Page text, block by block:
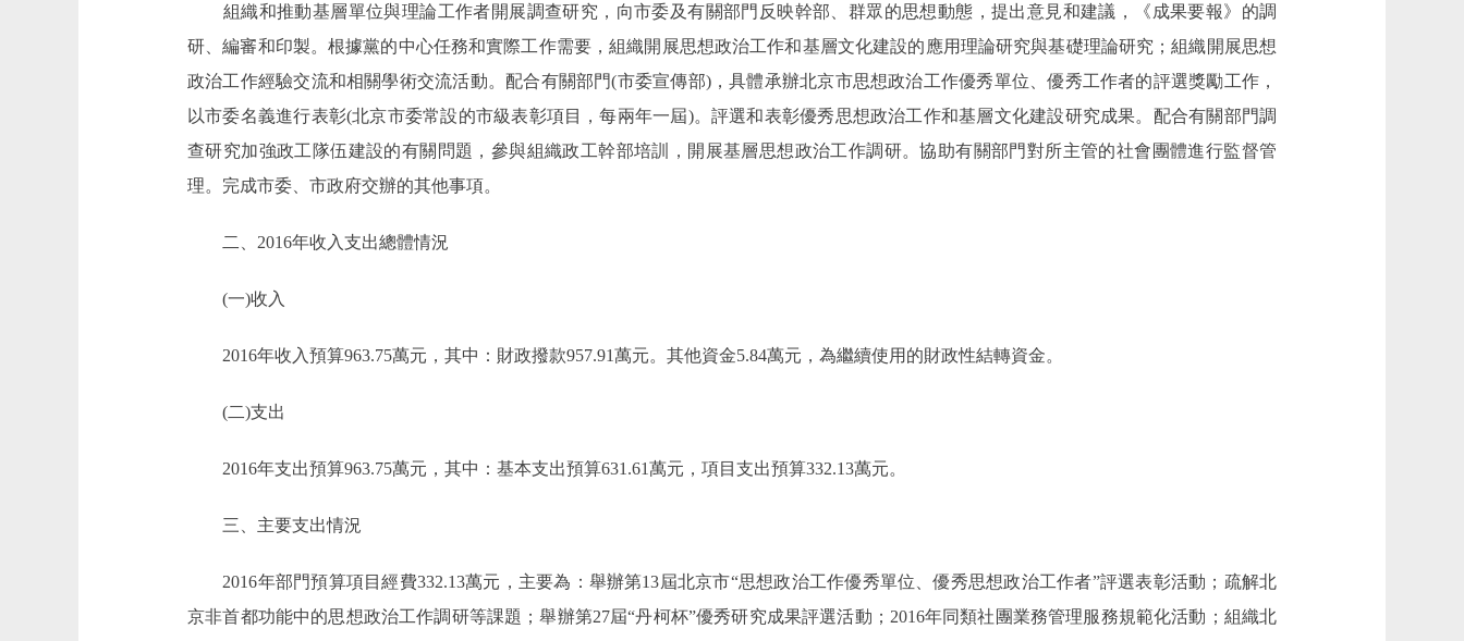
組織和推動基層單位與理論工作者開展調查研究，向市委及有關部門反映幹部、群眾的思想動態，提出意見和建議，《成果要報》的調
研、編審和印製。根據黨的中心任務和實際工作需要，組織開展思想政治工作和基層文化建設的應用理論研究與基礎理論研究；組織開展思想
政治工作經驗交流和相關學術交流活動。配合有關部門(市委宣傳部)，具體承辦北京市思想政治工作優秀單位、優秀工作者的評選獎勵工作，
以市委名義進行表彰(北京市委常設的市級表彰項目，每兩年一屆)。評選和表彰優秀思想政治工作和基層文化建設研究成果。配合有關部門調
查研究加強政工隊伍建設的有關問題，參與組織政工幹部培訓，開展基層思想政治工作調研。協助有關部門對所主管的社會團體進行監督管
理。完成市委、市政府交辦的其他事項。
二、2016年收入支出總體情況
(一)收入
2016年收入預算963.75萬元，其中：財政撥款957.91萬元。其他資金5.84萬元，為繼續使用的財政性結轉資金。
(二)支出
2016年支出預算963.75萬元，其中：基本支出預算631.61萬元，項目支出預算332.13萬元。
三、主要支出情況
2016年部門預算項目經費332.13萬元，主要為：舉辦第13屆北京市“思想政治工作優秀單位、優秀思想政治工作者”評選表彰活動；疏解北
京非首都功能中的思想政治工作調研等課題；舉辦第27屆“丹柯杯”優秀研究成果評選活動；2016年同類社團業務管理服務規範化活動；組織北